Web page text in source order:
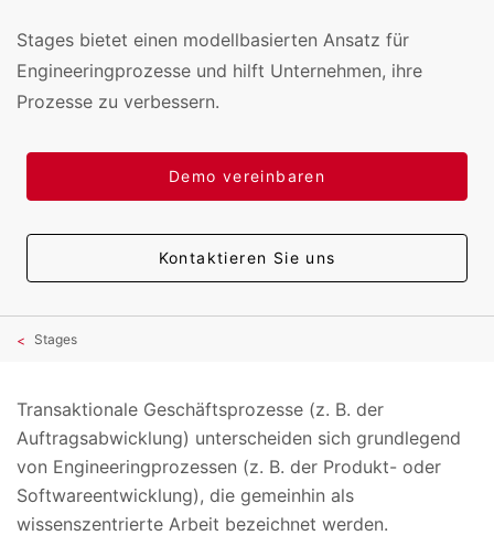
Stages bietet einen modellbasierten Ansatz für
Engineeringprozesse und hilft Unternehmen, ihre
Prozesse zu verbessern.
Demo vereinbaren
Kontaktieren Sie uns
Stages
Transaktionale Geschäftsprozesse (z. B. der
Auftragsabwicklung) unterscheiden sich grundlegend
von Engineeringprozessen (z. B. der Produkt- oder
Softwareentwicklung), die gemeinhin als
wissenszentrierte Arbeit bezeichnet werden.